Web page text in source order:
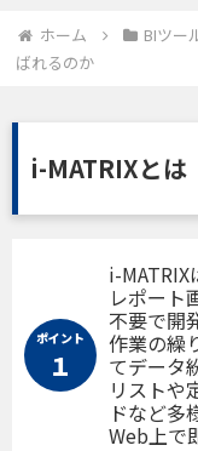
ホーム BIツー
ばれるのか
i-MATRIXとは
ポイント
１
i-
レポート
不要で開
作業の繰
てデータ
リストや
ドなど多
Web上で